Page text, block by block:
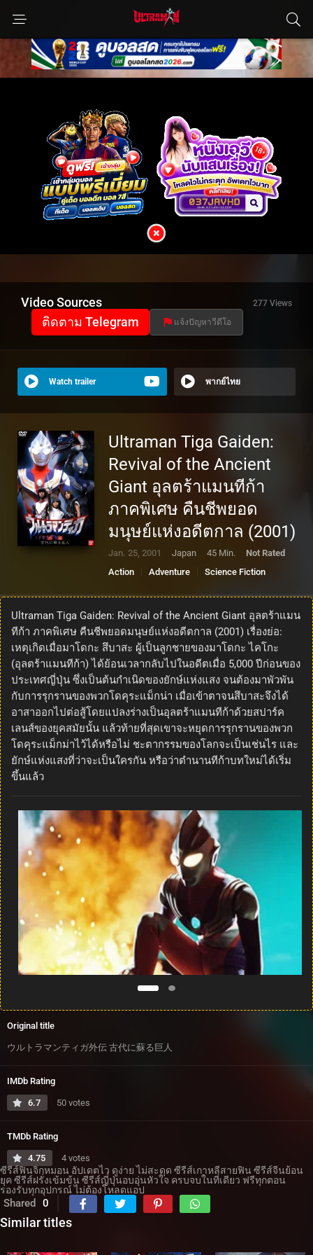
Video Sources 277 Views
ติดตาม Telegram แจ้งปัญหาวีดีโอ
Watch trailer พากย์ไทย
Ultraman Tiga Gaiden:
Revival of the Ancient
Giant อุลตร้าแมนทีก้า
ภาคพิเศษ คืนชีพยอด
มนุษย์แห่งอดีตกาล (2001)
Jan. 25, 2001 Japan 45 Min.
Not Rated
Action
Adventure Science Fiction
Ultraman Tiga Gaiden: Revival of the Ancient Giant อุลตร้าแมน
ทีก้า ภาคพิเศษ คืนชีพยอดมนุษย์แห่งอดีตกาล (2001) เรื่องย่อ:
เหตุเกิดเมื่อมาโดกะ สึบาสะ ผู้เป็นลูกชายของมาโดกะ ไคโกะ
(อุลตร้าแมนทีก้า) ได้ย้อนเวลากลับไปในอดีตเมื่อ 5,000 ปีก่อนของ
ประเทศญี่ปุ่น ซึ่งเป็นต้นกำเนิดของยักษ์แห่งแสง จนต้องมาพัวพัน
กับการรุกรานของพวกโดคุระแม็กน่า เมื่อเข้าตาจนสึบาสะจึงได้
อาสาออกไปต่อสู้โดยแปลงร่างเป็นอุลตร้าแมนทีก้าด้วยสปาร์ค
เลนส์ของยุคสมัยนั้น แล้วท้ายที่สุดเขาจะหยุดการรุกรานของพวก
โดคุระแม็กม่าไว้ได้หรือไม่ ชะตากรรมของโลกจะเป็นเช่นไร และ
ยักษ์แห่งแสงที่ว่าจะเป็นใครกัน หรือว่าตำนานทีก้าบทใหม่ได้เริ่ม
ขึ้นแล้ว
Original title
ウルトラマンティガ外伝 古代に蘇る巨人
IMDb Rating
6.7 50 votes
TMDb Rating
4.75 4 votes
ซีรีส์ฟินจิกหมอน อัปเดตไว ดูง่าย ไม่สะดุด ซีรีส์เกาหลีสายฟิน ซีรีส์จีนย้อน
ยุค ซีรีส์ฝรั่งเข้มข้น ซีรีส์ญี่ปุ่นอบอุ่นหัวใจ ครบจบในที่เดียว ฟรีทุกตอน
รองรับทุกอุปกรณ์ ไม่ต้องโหลดแอป
Shared 0
Similar titles